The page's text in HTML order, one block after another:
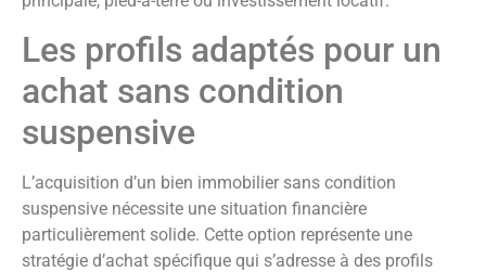
Les profils adaptés pour un
achat sans condition
suspensive
L’acquisition d’un bien immobilier sans condition
suspensive nécessite une situation financière
particulièrement solide. Cette option représente une
stratégie d’achat spécifique qui s’adresse à des profils